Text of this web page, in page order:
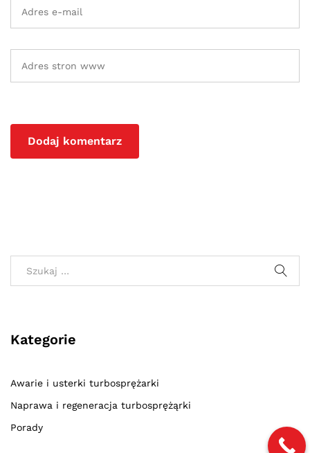
Kategorie
Awarie i usterki turbosprężarki
Naprawa i regeneracja turbosprężąrki
Porady